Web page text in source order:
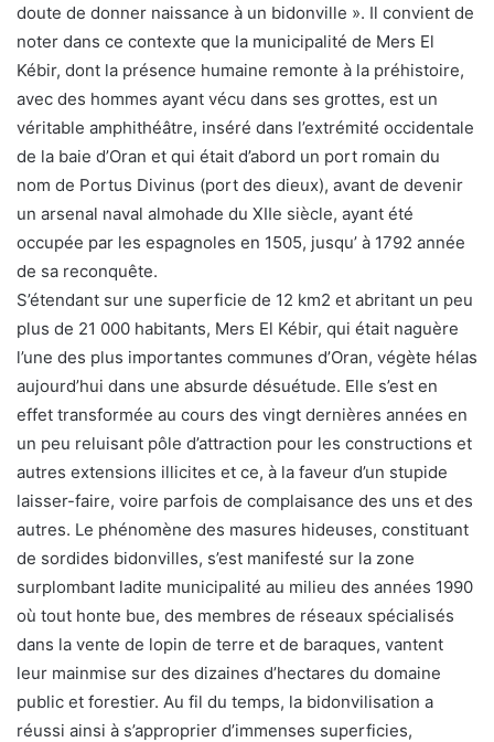
doute de donner naissance à un bidonville ». Il convient de
noter dans ce contexte que la municipalité de Mers El
Kébir, dont la présence humaine remonte à la préhistoire,
avec des hommes ayant vécu dans ses grottes, est un
véritable amphithéâtre, inséré dans l’extrémité occidentale
de la baie d’Oran et qui était d’abord un port romain du
nom de Portus Divinus (port des dieux), avant de devenir
un arsenal naval almohade du XIIe siècle, ayant été
occupée par les espagnoles en 1505, jusqu’ à 1792 année
de sa reconquête.
S’étendant sur une superficie de 12 km2 et abritant un peu
plus de 21 000 habitants, Mers El Kébir, qui était naguère
l’une des plus importantes communes d’Oran, végète hélas
aujourd’hui dans une absurde désuétude. Elle s’est en
effet transformée au cours des vingt dernières années en
un peu reluisant pôle d’attraction pour les constructions et
autres extensions illicites et ce, à la faveur d’un stupide
laisser-faire, voire parfois de complaisance des uns et des
autres. Le phénomène des masures hideuses, constituant
de sordides bidonvilles, s’est manifesté sur la zone
surplombant ladite municipalité au milieu des années 1990
où tout honte bue, des membres de réseaux spécialisés
dans la vente de lopin de terre et de baraques, vantent
leur mainmise sur des dizaines d’hectares du domaine
public et forestier. Au fil du temps, la bidonvilisation a
réussi ainsi à s’approprier d’immenses superficies,